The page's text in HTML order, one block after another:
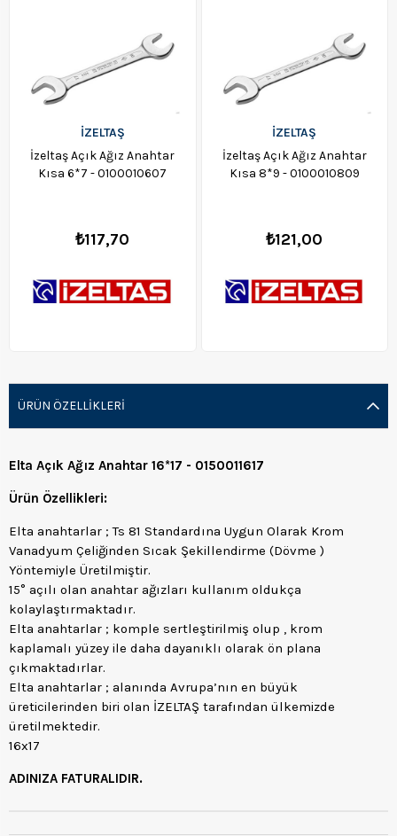
İZELTAŞ
İzeltaş Açık Ağız Anahtar
Kısa 6*7 - 0100010607
₺117,70
İZELTAŞ
İzeltaş Açık Ağız Anahtar
Kısa 8*9 - 0100010809
₺121,00
ÜRÜN ÖZELLIKLERI
Elta Açık Ağız Anahtar 16*17 - 0150011617
Ürün Özellikleri:
Elta anahtarlar ; Ts 81 Standardına Uygun Olarak Krom
Vanadyum Çeliğinden Sıcak Şekillendirme (Dövme )
Yöntemiyle Üretilmiştir.
15° açılı olan anahtar ağızları kullanım oldukça
kolaylaştırmaktadır.
Elta anahtarlar ; komple sertleştirilmiş olup , krom
kaplamalı yüzey ile daha dayanıklı olarak ön plana
çıkmaktadırlar.
Elta anahtarlar ; alanında Avrupa’nın en büyük
üreticilerinden biri olan İZELTAŞ tarafından ülkemizde
üretilmektedir.
16x17
ADINIZA FATURALIDIR.